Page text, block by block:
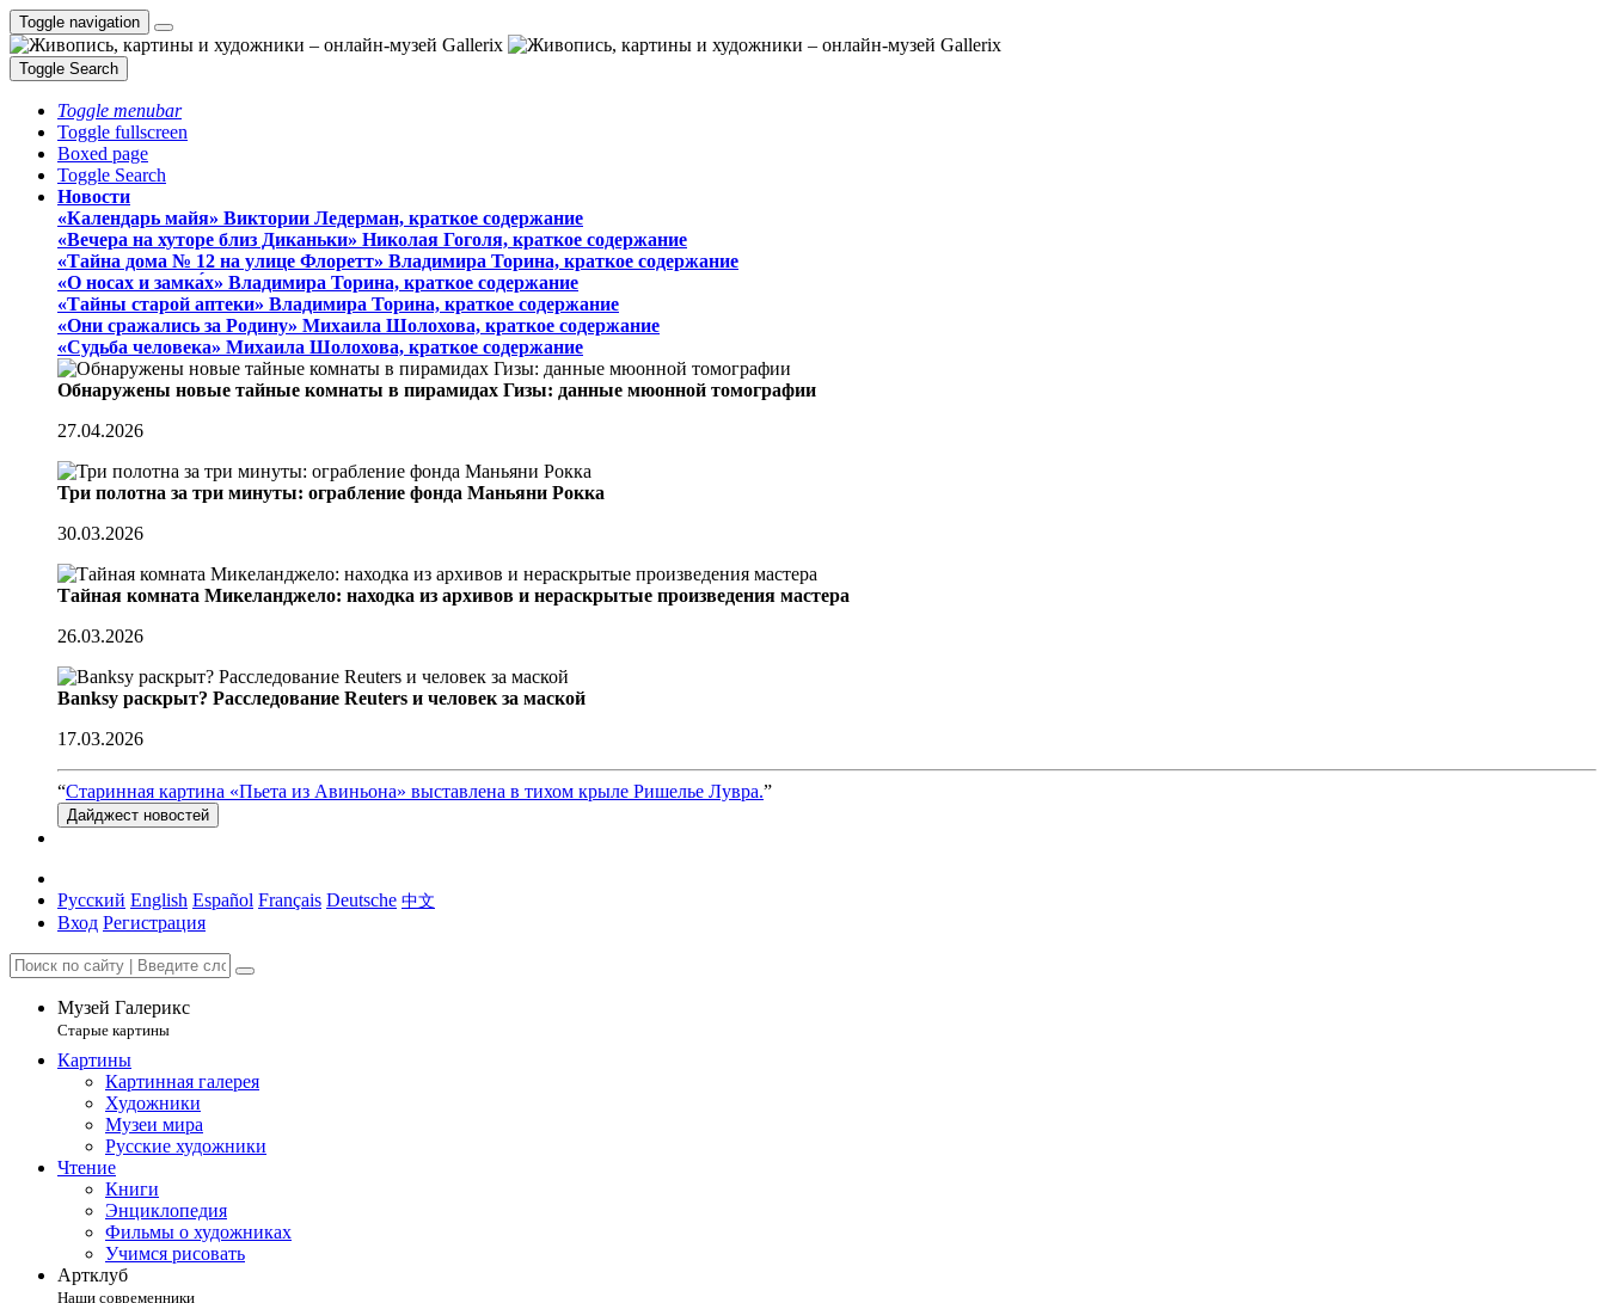
Toggle navigation
Toggle Search
Toggle menubar
Toggle fullscreen
Boxed page
Toggle Search
Новости
«Календарь майя» Виктории Ледерман, краткое содержание
«Вечера на хуторе близ Диканьки» Николая Гоголя, краткое содержание
«Тайна дома № 12 на улице Флоретт» Владимира Торина, краткое содержание
«О носах и замка́х» Владимира Торина, краткое содержание
«Тайны старой аптеки» Владимира Торина, краткое содержание
«Они сражались за Родину» Михаила Шолохова, краткое содержание
«Судьба человека» Михаила Шолохова, краткое содержание
Обнаружены новые тайные комнаты в пирамидах Гизы: данные мюонной томографии
27.04.2026
Три полотна за три минуты: ограбление фонда Маньяни Рокка
30.03.2026
Тайная комната Микеланджело: находка из архивов и нераскрытые произведения мастера
26.03.2026
Banksy раскрыт? Расследование Reuters и человек за маской
17.03.2026
“Старинная картина «Пьета из Авиньона» выставлена в тихом крыле Ришелье Лувра.”
Дайджест новостей
Русский English Español Français Deutsche 中文
Вход Регистрация
Музей Галерикс
Старые картины
Картины
Картинная галерея
Художники
Музеи мира
Русские художники
Чтение
Книги
Энциклопедия
Фильмы о художниках
Учимся рисовать
Артклуб
Наши современники